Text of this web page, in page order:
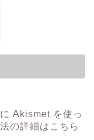
Akismet を使っ
の詳細はこちら